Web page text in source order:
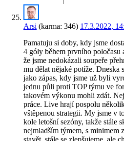
Arsi (karma: 346) 17.3.2022,
Pamatuju si doby, kdy jsme
4 góly během prvního poločasu
že jsme nedokázali soupeře
mu dělat nějaké potíže. Dneska
jako zápas, kdy jsme už byli
jednu půli proti TOP týmu ve
takovém výkonu mohli zdát.
práce. Live hrají pospolu
vštěpenou strategii. My jsme v
kole letošní sezóny, takže stále
nejmladším týmem, s minimem
stavět, stále se zlepšujeme, ale